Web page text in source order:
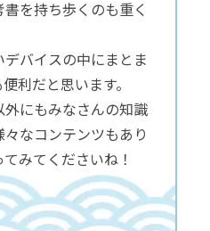
を持ち歩くのも重く
バイスの中にまとま
利だと思います。
外にもみなさんの知識
なコンテンツもあり
みてくださいね！